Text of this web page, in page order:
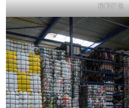
秸秆打包